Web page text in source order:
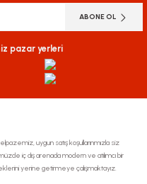
ABONE OL
pazar yerleri
uygun satış koşullarınmızla siz
iç dış arenada modern ve atılımcı bir
yerine getirmeye çalışmaktayız.